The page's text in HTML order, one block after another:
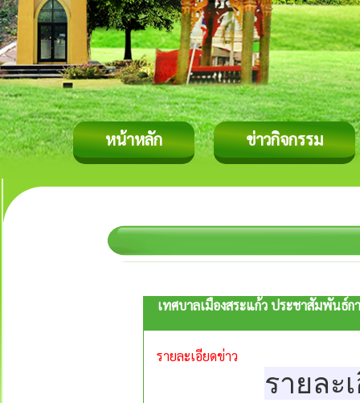
หน้าหลัก ข่าวกิจกรรม
เทศบาลเมืองสระแก้ว ประชาสัมพันธ์
รายละเอียดข่าว
รายละ